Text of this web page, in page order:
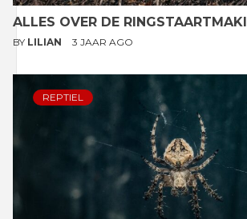
ALLES OVER DE RINGSTAARTMAKI
BY LILIAN 3 JAAR AGO
REPTIEL